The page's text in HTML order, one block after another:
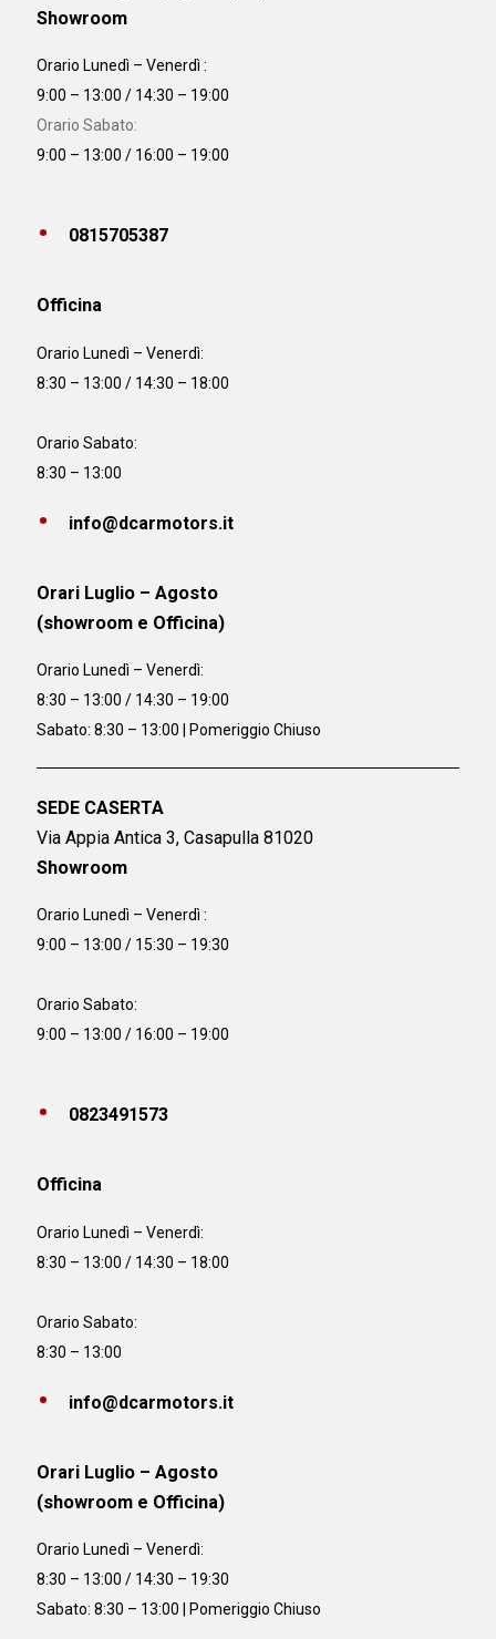
Showroom
Orario Lunedì – Venerdì :
9:00 – 13:00 / 14:30 – 19:00
Orario Sabato:
9:00 – 13:00 / 16:00 – 19:00
0815705387
Officina
Orario Lunedì – Venerdì:
8:30 – 13:00 / 14:30 – 18:00
Orario Sabato:
8:30 – 13:00
info@dcarmotors.it
Orari Luglio – Agosto
(showroom e Officina)
Orario Lunedì – Venerdì:
8:30 – 13:00 / 14:30 – 19:00
Sabato: 8:30 – 13:00 | Pomeriggio Chiuso
SEDE CASERTA
Via Appia Antica 3, Casapulla 81020
Showroom
Orario Lunedì – Venerdì :
9:00 – 13:00 / 15:30 – 19:30
Orario Sabato:
9:00 – 13:00 / 16:00 – 19:00
0823491573
Officina
Orario Lunedì – Venerdì:
8:30 – 13:00 / 14:30 – 18:00
Orario Sabato:
8:30 – 13:00
info@dcarmotors.it
Orari Luglio – Agosto
(showroom e Officina)
Orario Lunedì – Venerdì:
8:30 – 13:00 / 14:30 – 19:30
Sabato: 8:30 – 13:00 | Pomeriggio Chiuso